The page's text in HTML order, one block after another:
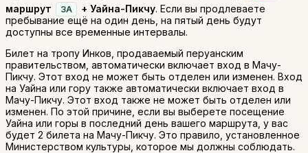
маршрут
3A + Уайна-Пикчу. Если вы продлеваете
пребывание ещё на один день, на пятый день будут
доступны все временные интервалы.
Билет на тропу Инков, продаваемый перуанским
правительством, автоматически включает вход в Мачу-
Пикчу. Этот вход не может быть отделен или изменен. Вход
на Уайна или гору также автоматически включает вход в
Мачу-Пикчу. Этот вход также не может быть отделен или
изменен. По этой причине, если вы выберете посещение
Уайна или горы в последний день вашего маршрута, у вас
будет 2 билета на Мачу-Пикчу. Это правило, установленное
Министерством культуры, которое мы должны соблюдать.